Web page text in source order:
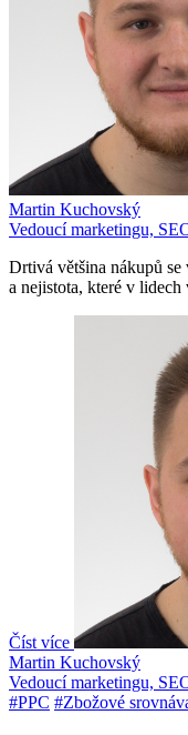
Martin Kuchovský
Vedoucí marketingu,
Drtivá většina nákupů
a nejistota, které v
Číst více
Martin Kuchovský
Vedoucí marketingu,
#PPC #Zbožové